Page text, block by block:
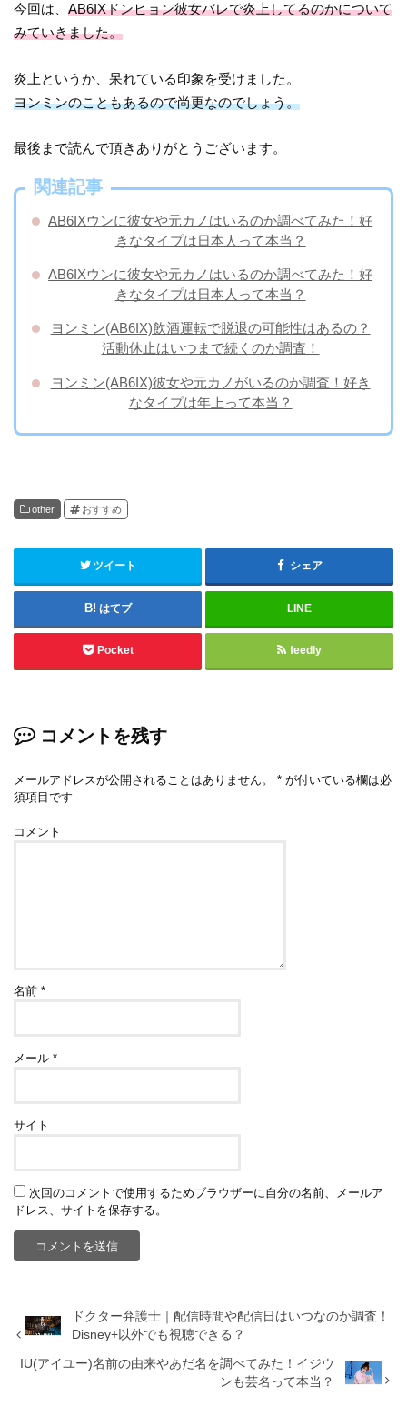
今回は、AB6IXドンヒョン彼女バレで炎上してるのかについて
みていきました。
炎上というか、呆れている印象を受けました。
ヨンミンのこともあるので尚更なのでしょう。
最後まで読んで頂きありがとうございます。
関連記事
AB6IXウンに彼女や元カノはいるのか調べてみた！好
きなタイプは日本人って本当？
AB6IXウンに彼女や元カノはいるのか調べてみた！好
きなタイプは日本人って本当？
ヨンミン(AB6IX)飲酒運転で脱退の可能性はあるの？
活動休止はいつまで続くのか調査！
ヨンミン(AB6IX)彼女や元カノがいるのか調査！好き
なタイプは年上って本当？
other おすすめ
ツイート シェア
はてブ LINE
Pocket feedly
コメントを残す
メールアドレスが公開されることはありません。 * が付いている欄は必
須項目です
コメント
名前*
メール*
サイト
次回のコメントで使用するためブラウザーに自分の名前、メールア
ドレス、サイトを保存する。
ドクター弁護士｜配信時間や配信日はいつなのか調査！
Disney+以外でも視聴できる？
IU(アイユー)名前の由来やあだ名を調べてみた！イジウ
ンも芸名って本当？